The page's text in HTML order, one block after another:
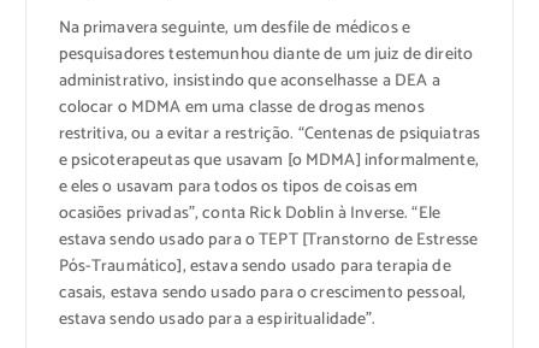
Na primavera seguinte, um desfile de médicos e
pesquisadores testemunhou diante de um juiz de direito
administrativo, insistindo que aconselhasse a DEA a
colocar o MDMA em uma classe de drogas menos
restritiva, ou a evitar a restrição. “Centenas de psiquiatras
e psicoterapeutas que usavam [o MDMA] informalmente,
e eles o usavam para todos os tipos de coisas em
ocasiões privadas”, conta Rick Doblin à Inverse. “Ele
estava sendo usado para o TEPT [Transtorno de Estresse
Pós-Traumático], estava sendo usado para terapia de
casais, estava sendo usado para o crescimento pessoal,
estava sendo usado para a espiritualidade”.